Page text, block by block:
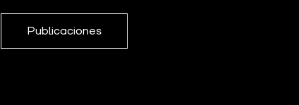
Publicaciones